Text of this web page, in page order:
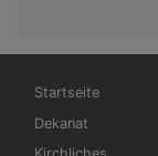
Hauptnavigation
Startseite
Dekanat